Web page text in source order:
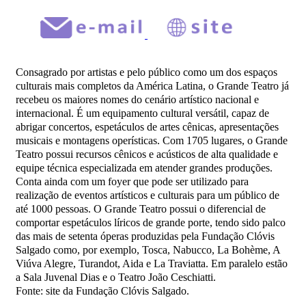
Consagrado por artistas e pelo público como um dos espaços
culturais mais completos da América Latina, o Grande Teatro já
recebeu os maiores nomes do cenário artístico nacional e
internacional. É um equipamento cultural versátil, capaz de
abrigar concertos, espetáculos de artes cênicas, apresentações
musicais e montagens operísticas. Com 1705 lugares, o Grande
Teatro possui recursos cênicos e acústicos de alta qualidade e
equipe técnica especializada em atender grandes produções.
Conta ainda com um foyer que pode ser utilizado para
realização de eventos artísticos e culturais para um público de
até 1000 pessoas. O Grande Teatro possui o diferencial de
comportar espetáculos líricos de grande porte, tendo sido palco
das mais de setenta óperas produzidas pela Fundação Clóvis
Salgado como, por exemplo, Tosca, Nabucco, La Bohème, A
Viúva Alegre, Turandot, Aida e La Traviatta. Em paralelo estão
a Sala Juvenal Dias e o Teatro João Ceschiatti.
Fonte: site da Fundação Clóvis Salgado.